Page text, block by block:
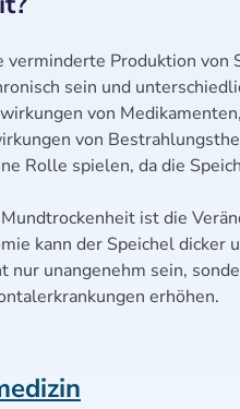
Produktion von
sein und
von
von
Rolle spielen, da die
ist die
kann der Speichel dicker
nur unangenehm sein,
erhöhen.